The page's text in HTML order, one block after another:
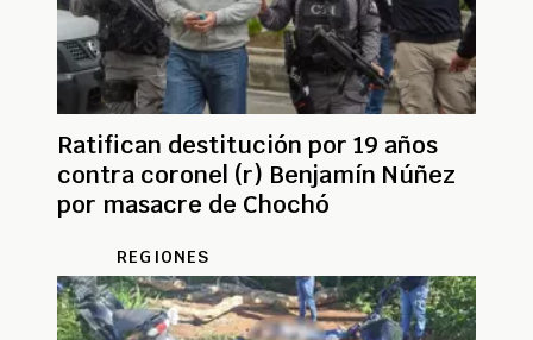
Ratifican destitución por 19 años
contra coronel (r) Benjamín Núñez
por masacre de Chochó
REGIONES